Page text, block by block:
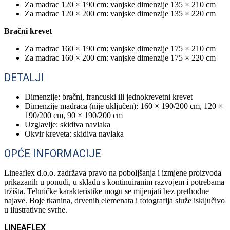
Za madrac 120 × 190 cm: vanjske dimenzije 135 × 210 cm
Za madrac 120 × 200 cm: vanjske dimenzije 135 × 220 cm
Bračni krevet
Za madrac 160 × 190 cm: vanjske dimenzije 175 × 210 cm
Za madrac 160 × 200 cm: vanjske dimenzije 175 × 220 cm
DETALJI
Dimenzije: bračni, francuski ili jednokrevetni krevet
Dimenzije madraca (nije uključen): 160 × 190/200 cm, 120 ×
190/200 cm, 90 × 190/200 cm
Uzglavlje: skidiva navlaka
Okvir kreveta: skidiva navlaka
OPĆE INFORMACIJE
Lineaflex d.o.o. zadržava pravo na poboljšanja i izmjene proizvoda
prikazanih u ponudi, u skladu s kontinuiranim razvojem i potrebama
tržišta. Tehničke karakteristike mogu se mijenjati bez prethodne
najave. Boje tkanina, drvenih elemenata i fotografija služe isključivo
u ilustrativne svrhe.
LINEAFLEX